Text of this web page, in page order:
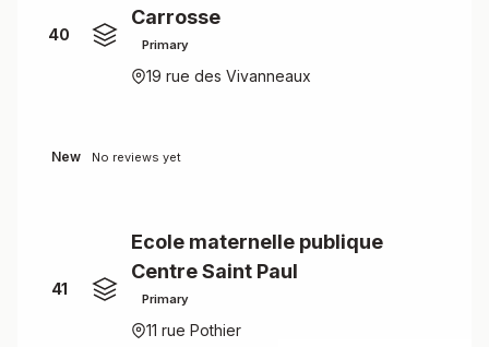
40
Carrosse
Primary
19 rue des Vivanneaux
New No reviews yet
41
Ecole maternelle publique
Centre Saint Paul
Primary
11 rue Pothier